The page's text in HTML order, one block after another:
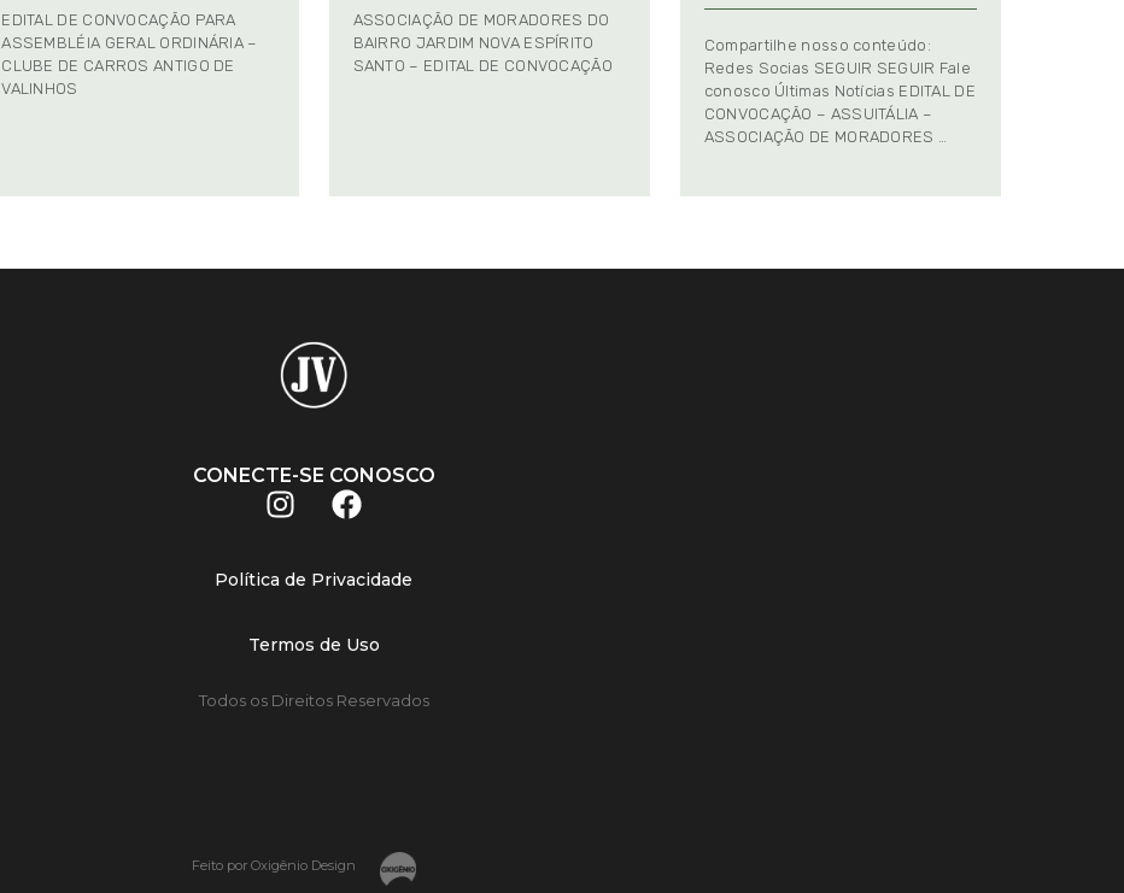
EDITAL DE CONVOCAÇÃO PARA
ASSEMBLÉIA GERAL ORDINÁRIA –
CLUBE DE CARROS ANTIGO DE
VALINHOS
ASSOCIAÇÃO DE MORADORES DO
BAIRRO JARDIM NOVA ESPÍRITO
SANTO – EDITAL DE CONVOCAÇÃO
Compartilhe nosso conteúdo:
Redes Socias SEGUIR SEGUIR Fale
conosco Últimas Notícias EDITAL DE
CONVOCAÇÃO – ASSUITÁLIA –
ASSOCIAÇÃO DE MORADORES …
CONECTE-SE CONOSCO
Política de Privacidade
Termos de Uso
Todos os Direitos Reservados
Feito por Oxigênio Design